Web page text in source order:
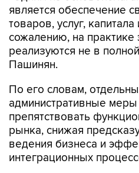
является обеспечение
товаров, услуг,
сожалению, на практике
реализуются не в
Пашинян.
По его словам,
административные
препятствовать
рынка, снижая
ведения бизнеса и
интеграционных